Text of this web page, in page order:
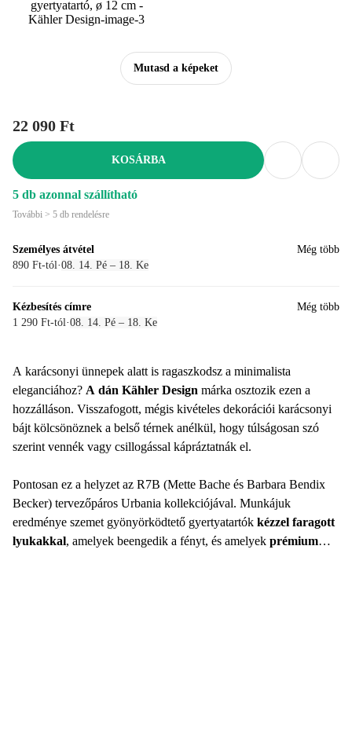
Mutasd a képeket
22 090 Ft
KOSÁRBA
5 db azonnal szállítható
További > 5 db rendelésre
Személyes átvétel
890 Ft-tól ·08. 14. Pé – 18. Ke
Még több
Kézbesítés címre
1 290 Ft-tól ·08. 14. Pé – 18. Ke
Még több
A karácsonyi ünnepek alatt is ragaszkodsz a minimalista
eleganciához? A dán Kähler Design márka osztozik ezen a
hozzálláson. Visszafogott, mégis kivételes dekorációi karácsonyi
bájt kölcsönöznek a belső térnek anélkül, hogy túlságosan szó
szerint vennék vagy csillogással kápráztatnák el.
Pontosan ez a helyzet az R7B (Mette Bache és Barbara Bendix
Becker) tervezőpáros Urbania kollekciójával. Munkájuk
eredménye szemet gyönyörködtető gyertyatartók kézzel faragott
lyukakkal, amelyek beengedik a fényt, és amelyek prémium